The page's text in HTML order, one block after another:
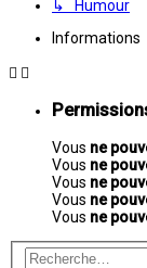
↳ Humour
Informations
Vous ne
Vous ne
Vous ne
Vous ne
Vous ne